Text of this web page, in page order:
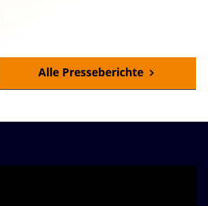
Alle Presseberichte